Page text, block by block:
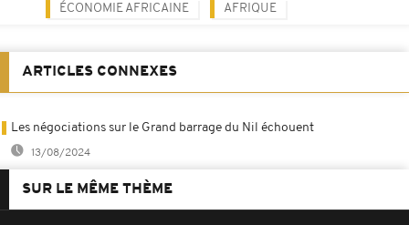
ÉCONOMIE AFRICAINE AFRIQUE
ARTICLES CONNEXES
Les négociations sur le Grand barrage du Nil échouent
13/08/2024
SUR LE MÊME THÈME